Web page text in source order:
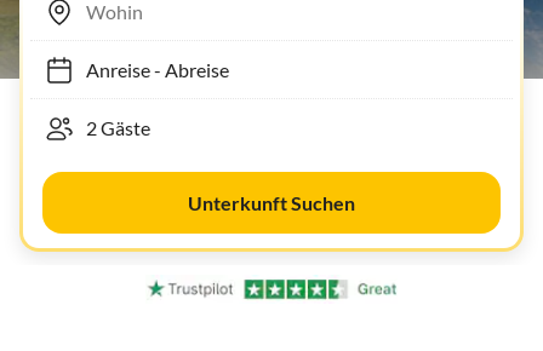
Anreise- Abreise
Unterkunft Suchen